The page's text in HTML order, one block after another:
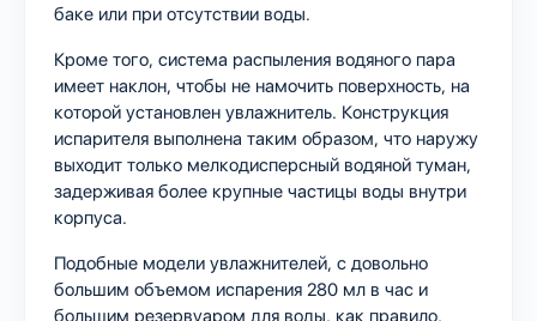
баке или при отсутствии воды.
Кроме того, система распыления водяного пара
имеет наклон, чтобы не намочить поверхность, на
которой установлен увлажнитель. Конструкция
испарителя выполнена таким образом, что наружу
выходит только мелкодисперсный водяной туман,
задерживая более крупные частицы воды внутри
корпуса.
Подобные модели увлажнителей, с довольно
большим объемом испарения 280 мл в час и
большим резервуаром для воды, как правило,